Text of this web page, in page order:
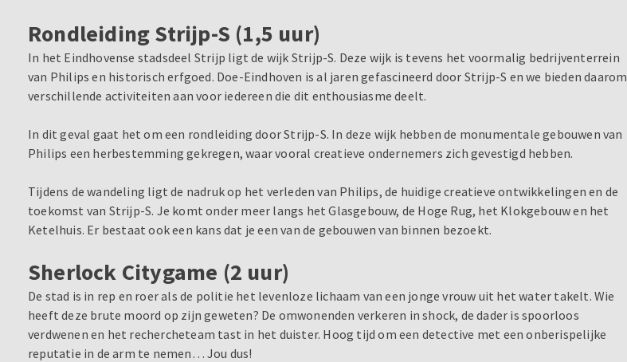
Rondleiding Strijp-S (1,5 uur)
In het Eindhovense stadsdeel Strijp ligt de wijk Strijp-S. Deze wijk is tevens het voormalig bedrijventerrein
van Philips en historisch erfgoed. Doe-Eindhoven is al jaren gefascineerd door Strijp-S en we bieden daarom
verschillende activiteiten aan voor iedereen die dit enthousiasme deelt.
In dit geval gaat het om een rondleiding door Strijp-S. In deze wijk hebben de monumentale gebouwen van
Philips een herbestemming gekregen, waar vooral creatieve ondernemers zich gevestigd hebben.
Tijdens de wandeling ligt de nadruk op het verleden van Philips, de huidige creatieve ontwikkelingen en de
toekomst van Strijp-S. Je komt onder meer langs het Glasgebouw, de Hoge Rug, het Klokgebouw en het
Ketelhuis. Er bestaat ook een kans dat je een van de gebouwen van binnen bezoekt.
Sherlock Citygame (2 uur)
De stad is in rep en roer als de politie het levenloze lichaam van een jonge vrouw uit het water takelt. Wie
heeft deze brute moord op zijn geweten? De omwonenden verkeren in shock, de dader is spoorloos
verdwenen en het rechercheteam tast in het duister. Hoog tijd om een detective met een onberispelijke
reputatie in de arm te nemen… Jou dus!